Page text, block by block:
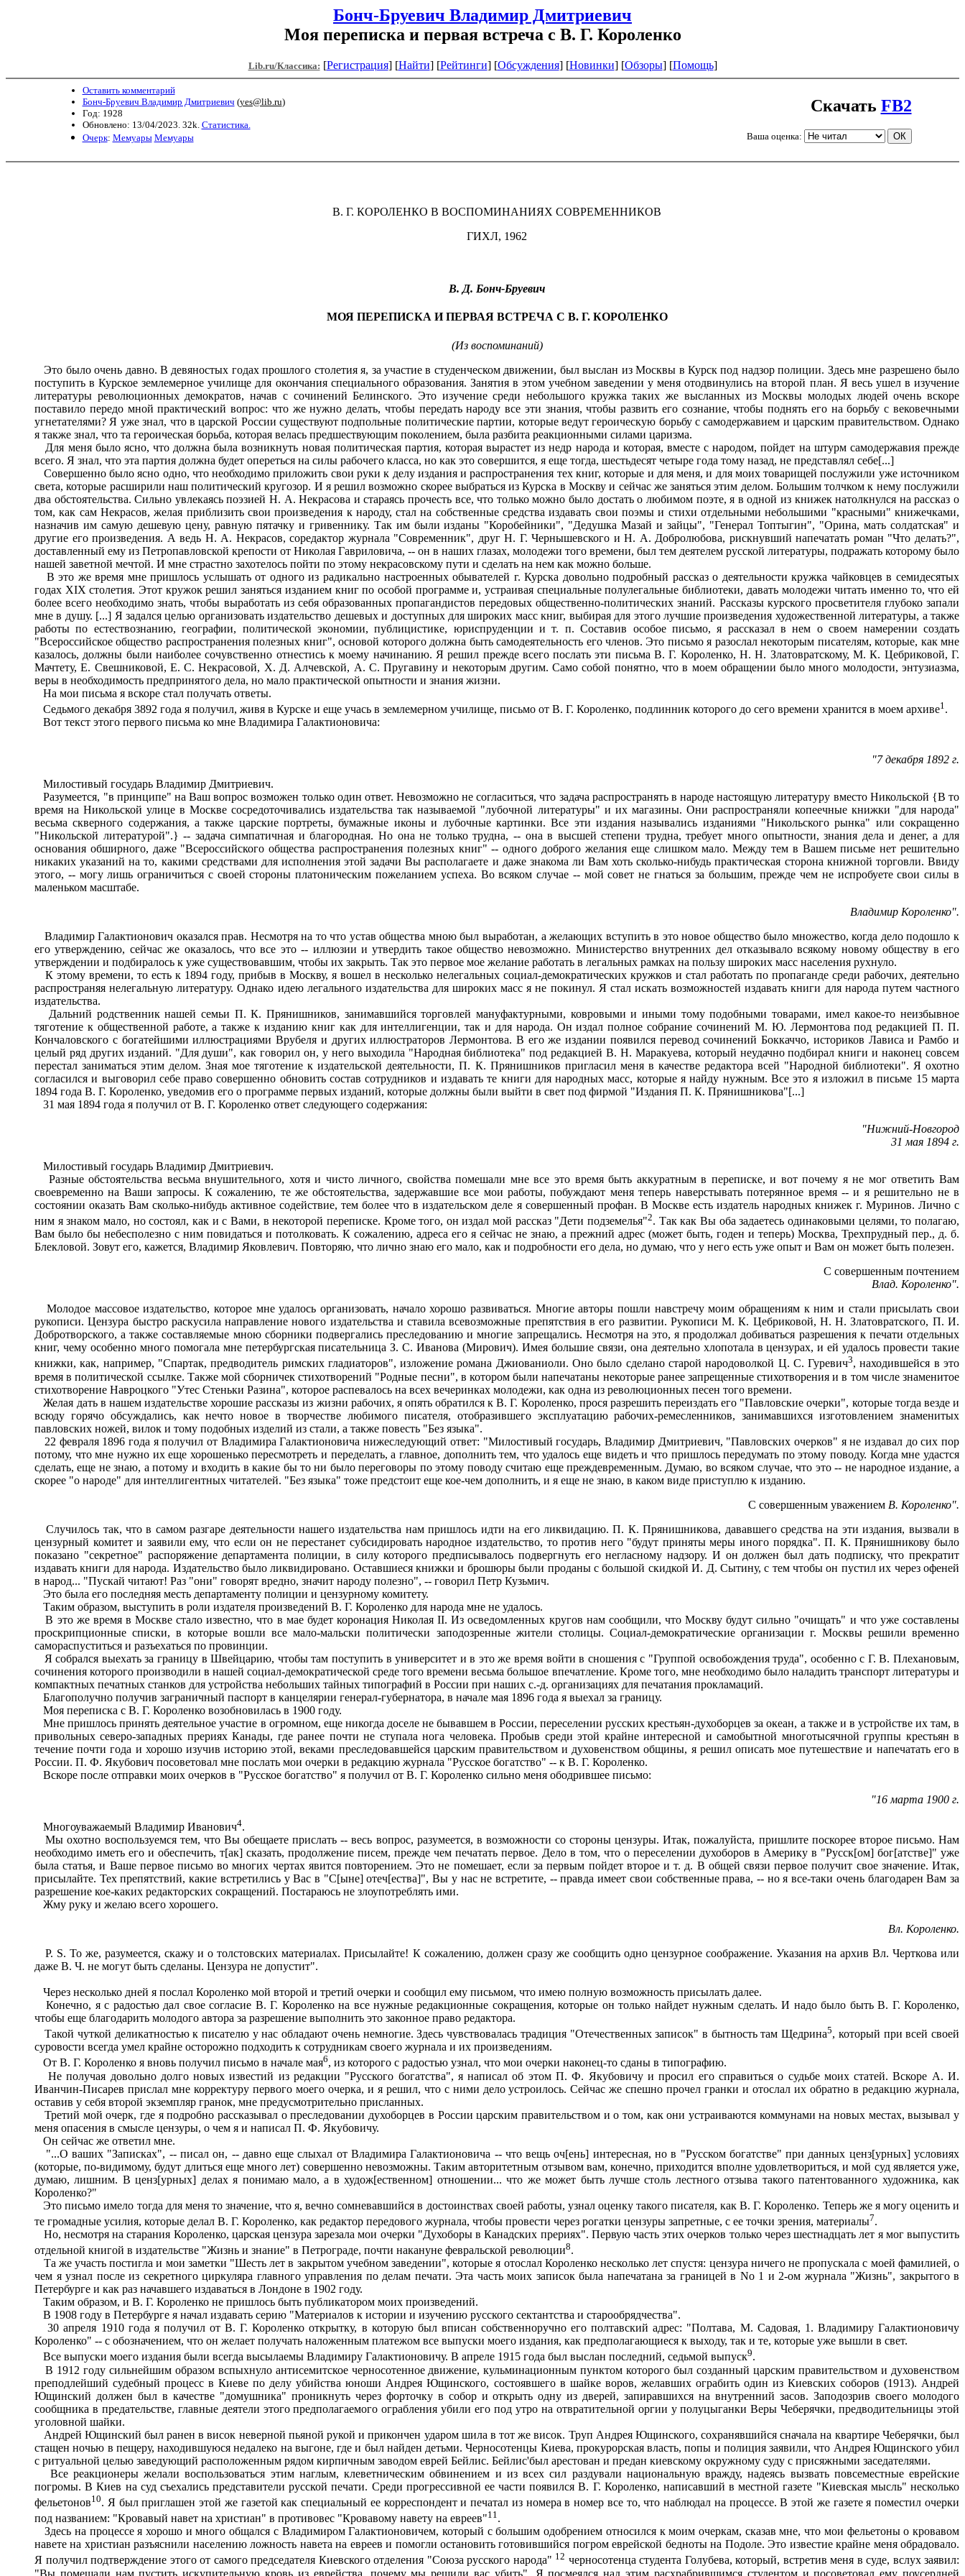
Бонч-Бруевич Владимир Дмитриевич
Моя переписка и первая встреча с В. Г. Короленко
Lib.ru/Классика: [Регистрация] [Найти] [Рейтинги] [Обсуждения] [Новинки] [Обзоры] [Помощь]
Оставить комментарий
Бонч-Бруевич Владимир Дмитриевич (yes@lib.ru)
Год: 1928
Обновлено: 13/04/2023. 32k. Статистика.
Очерк: Мемуары Мемуары
Скачать FB2
Ваша оценка:
В. Г. КОРОЛЕНКО В ВОСПОМИНАНИЯХ СОВРЕМЕННИКОВ
ГИХЛ, 1962
В. Д. Бонч-Бруевич
МОЯ ПЕРЕПИСКА И ПЕРВАЯ ВСТРЕЧА С В. Г. КОРОЛЕНКО
(Из воспоминаний)
Это было очень давно. В девяностых годах прошлого столетия я, за участие в студенческом движении, был выслан из Москвы в Курск под надзор полиции. Здесь мне разрешено было
поступить в Курское землемерное училище для окончания специального образования. Занятия в этом учебном заведении у меня отодвинулись на второй план. Я весь ушел в изучение
литературы революционных демократов, начав с сочинений Белинского. Это изучение среди небольшого кружка таких же высланных из Москвы молодых людей очень вскоре
поставило передо мной практический вопрос: что же нужно делать, чтобы передать народу все эти знания, чтобы развить его сознание, чтобы поднять его на борьбу с вековечными
угнетателями? Я уже знал, что в царской России существуют подпольные политические партии, которые ведут героическую борьбу с самодержавием и царским правительством. Однако
я также знал, что та героическая борьба, которая велась предшествующим поколением, была разбита реакционными силами царизма.
Для меня было ясно, что должна была возникнуть новая политическая партия, которая вырастет из недр народа и которая, вместе с народом, пойдет на штурм самодержавия прежде
всего. Я знал, что эта партия должна будет опереться на силы рабочего класса, но как это совершится, я еще тогда, шестьдесят четыре года тому назад, не представлял себе[...]
Совершенно было ясно одно, что необходимо приложить свои руки к делу издания и распространения тех книг, которые и для меня, и для моих товарищей послужили уже источником
света, которые расширили наш политический кругозор. И я решил возможно скорее выбраться из Курска в Москву и сейчас же заняться этим делом. Большим толчком к нему послужили
два обстоятельства. Сильно увлекаясь поэзией Н. А. Некрасова и стараясь прочесть все, что только можно было достать о любимом поэте, я в одной из книжек натолкнулся на рассказ о
том, как сам Некрасов, желая приблизить свои произведения к народу, стал на собственные средства издавать свои поэмы и стихи отдельными небольшими "красными" книжечками,
назначив им самую дешевую цену, равную пятачку и гривеннику. Так им были изданы "Коробейники", "Дедушка Мазай и зайцы", "Генерал Топтыгин", "Орина, мать солдатская" и
другие его произведения. А ведь Н. А. Некрасов, соредактор журнала "Современник", друг Н. Г. Чернышевского и Н. А. Добролюбова, рискнувший напечатать роман "Что делать?",
доставленный ему из Петропавловской крепости от Николая Гавриловича, -- он в наших глазах, молодежи того времени, был тем деятелем русской литературы, подражать которому было
нашей заветной мечтой. И мне страстно захотелось пойти по этому некрасовскому пути и сделать на нем как можно больше.
В это же время мне пришлось услышать от одного из радикально настроенных обывателей г. Курска довольно подробный рассказ о деятельности кружка чайковцев в семидесятых
годах XIX столетия. Этот кружок решил заняться изданием книг по особой программе и, устраивая специальные полулегальные библиотеки, давать молодежи читать именно то, что ей
более всего необходимо знать, чтобы выработать из себя образованных пропагандистов передовых общественно-политических знаний. Рассказы курского просветителя глубоко запали
мне в душу. [...] Я задался целью организовать издательство дешевых и доступных для широких масс книг, выбирая для этого лучшие произведения художественной литературы, а также
работы по естествознанию, географии, политической экономии, публицистике, юриспруденции и т. п. Составив особое письмо, я рассказал в нем о своем намерении создать
"Всероссийское общество распространения полезных книг", основой которого должна быть самодеятельность его членов. Это письмо я разослал некоторым писателям, которые, как мне
казалось, должны были наиболее сочувственно отнестись к моему начинанию. Я решил прежде всего послать эти письма В. Г. Короленко, Н. Н. Златовратскому, М. К. Цебриковой, Г.
Мачтету, Е. Свешниковой, Е. С. Некрасовой, X. Д. Алчевской, А. С. Пругавину и некоторым другим. Само собой понятно, что в моем обращении было много молодости, энтузиазма,
веры в необходимость предпринятого дела, но мало практической опытности и знания жизни.
На мои письма я вскоре стал получать ответы.
Седьмого декабря 3892 года я получил, живя в Курске и еще учась в землемерном училище, письмо от В. Г. Короленко, подлинник которого до сего времени хранится в моем архиве1 .
Вот текст этого первого письма ко мне Владимира Галактионовича:
"7 декабря 1892 г.
Милостивый государь Владимир Дмитриевич.
Разумеется, "в принципе" на Ваш вопрос возможен только один ответ. Невозможно не согласиться, что задача распространять в народе настоящую литературу вместо Никольской {В то
время на Никольской улице в Москве сосредоточивались издательства так называемой "лубочной литературы" и их магазины. Они распространяли копеечные книжки "для народа"
весьма скверного содержания, а также царские портреты, бумажные иконы и лубочные картинки. Все эти издания назывались изданиями "Никольского рынка" или сокращенно
"Никольской литературой".} -- задача симпатичная и благородная. Но она не только трудна, -- она в высшей степени трудна, требует много опытности, знания дела и денег, а для
основания обширного, даже "Всероссийского общества распространения полезных книг" -- одного доброго желания еще слишком мало. Между тем в Вашем письме нет решительно
никаких указаний на то, какими средствами для исполнения этой задачи Вы располагаете и даже знакома ли Вам хоть сколько-нибудь практическая сторона книжной торговли. Ввиду
этого, -- могу лишь ограничиться с своей стороны платоническим пожеланием успеха. Во всяком случае -- мой совет не гнаться за большим, прежде чем не испробуете свои силы в
маленьком масштабе.
Владимир Короленко".
Владимир Галактионович оказался прав. Несмотря на то что устав общества мною был выработан, а желающих вступить в это новое общество было множество, когда дело подошло к
его утверждению, сейчас же оказалось, что все это -- иллюзии и утвердить такое общество невозможно. Министерство внутренних дел отказывало всякому новому обществу в его
утверждении и подбиралось к уже существовавшим, чтобы их закрыть. Так это первое мое желание работать в легальных рамках на пользу широких масс населения рухнуло.
К этому времени, то есть к 1894 году, прибыв в Москву, я вошел в несколько нелегальных социал-демократических кружков и стал работать по пропаганде среди рабочих, деятельно
распространяя нелегальную литературу. Однако идею легального издательства для широких масс я не покинул. Я стал искать возможностей издавать книги для народа путем частного
издательства.
Дальний родственник нашей семьи П. К. Прянишников, занимавшийся торговлей мануфактурными, ковровыми и иными тому подобными товарами, имел какое-то неизбывное
тяготение к общественной работе, а также к изданию книг как для интеллигенции, так и для народа. Он издал полное собрание сочинений М. Ю. Лермонтова под редакцией П. П.
Кончаловского с богатейшими иллюстрациями Врубеля и других иллюстраторов Лермонтова. В его же издании появился перевод сочинений Боккаччо, историков Лависа и Рамбо и
целый ряд других изданий. "Для души", как говорил он, у него выходила "Народная библиотека" под редакцией В. Н. Маракуева, который неудачно подбирал книги и наконец совсем
перестал заниматься этим делом. Зная мое тяготение к издательской деятельности, П. К. Прянишников пригласил меня в качестве редактора всей "Народной библиотеки". Я охотно
согласился и выговорил себе право совершенно обновить состав сотрудников и издавать те книги для народных масс, которые я найду нужным. Все это я изложил в письме 15 марта
1894 года В. Г. Короленко, уведомив его о программе первых изданий, которые должны были выйти в свет под фирмой "Издания П. К. Прянишникова"[...]
31 мая 1894 года я получил от В. Г. Короленко ответ следующего содержания:
"Нижний-Новгород
31 мая 1894 г.
Милостивый государь Владимир Дмитриевич.
Разные обстоятельства весьма внушительного, хотя и чисто личного, свойства помешали мне все это время быть аккуратным в переписке, и вот почему я не мог ответить Вам
своевременно на Ваши запросы. К сожалению, те же обстоятельства, задержавшие все мои работы, побуждают меня теперь наверстывать потерянное время -- и я решительно не в
состоянии оказать Вам сколько-нибудь активное содействие, тем более что в издательском деле я совершенный профан. В Москве есть издатель народных книжек г. Муринов. Лично с
ним я знаком мало, но состоял, как и с Вами, в некоторой переписке. Кроме того, он издал мой рассказ "Дети подземелья"2. Так как Вы оба задаетесь одинаковыми целями, то полагаю,
Вам было бы небесполезно с ним повидаться и потолковать. К сожалению, адреса его я сейчас не знаю, а прежний адрес (может быть, годен и теперь) Москва, Трехпрудный пер., д. б.
Блекловой. Зовут его, кажется, Владимир Яковлевич. Повторяю, что лично знаю его мало, как и подробности его дела, но думаю, что у него есть уже опыт и Вам он может быть полезен.
С совершенным почтением
Влад. Короленко".
Молодое массовое издательство, которое мне удалось организовать, начало хорошо развиваться. Многие авторы пошли навстречу моим обращениям к ним и стали присылать свои
рукописи. Цензура быстро раскусила направление нового издательства и ставила всевозможные препятствия в его развитии. Рукописи М. К. Цебриковой, Н. Н. Златовратского, П. И.
Добротворского, а также составляемые мною сборники подвергались преследованию и многие запрещались. Несмотря на это, я продолжал добиваться разрешения к печати отдельных
книг, чему особенно много помогала мне петербургская писательница З. С. Иванова (Мирович). Имея большие связи, она деятельно хлопотала в цензурах, и ей удалось провести такие
книжки, как, например, "Спартак, предводитель римских гладиаторов", изложение романа Джиованиоли. Оно было сделано старой народоволкой Ц. С. Гуревич3, находившейся в это
время в политической ссылке. Также мой сборничек стихотворений "Родные песни", в котором были напечатаны некоторые ранее запрещенные стихотворения и в том числе знаменитое
стихотворение Навроцкого "Утес Стеньки Разина", которое распевалось на всех вечеринках молодежи, как одна из революционных песен того времени.
Желая дать в нашем издательстве хорошие рассказы из жизни рабочих, я опять обратился к В. Г. Короленко, прося разрешить переиздать его "Павловские очерки", которые тогда везде и
всюду горячо обсуждались, как нечто новое в творчестве любимого писателя, отобразившего эксплуатацию рабочих-ремесленников, занимавшихся изготовлением знаменитых
павловских ножей, вилок и тому подобных изделий из стали, а также повесть "Без языка".
22 февраля 1896 года я получил от Владимира Галактионовича нижеследующий ответ: "Милостивый государь, Владимир Дмитриевич, "Павловских очерков" я не издавал до сих пор
потому, что мне нужно их еще хорошенько пересмотреть и переделать, а главное, дополнить тем, что удалось еще видеть и что пришлось передумать по этому поводу. Когда мне удастся
сделать, еще не знаю, а потому и входить в какие бы то ни было переговоры по этому поводу считаю еще преждевременным. Думаю, во всяком случае, что это -- не народное издание, а
скорее "о народе" для интеллигентных читателей. "Без языка" тоже предстоит еще кое-чем дополнить, и я еще не знаю, в каком виде приступлю к изданию.
С совершенным уважением В. Короленко".
Случилось так, что в самом разгаре деятельности нашего издательства нам пришлось идти на его ликвидацию. П. К. Прянишникова, дававшего средства на эти издания, вызвали в
цензурный комитет и заявили ему, что если он не перестанет субсидировать народное издательство, то против него "будут приняты меры иного порядка". П. К. Прянишникову было
показано "секретное" распоряжение департамента полиции, в силу которого предписывалось подвергнуть его негласному надзору. И он должен был дать подписку, что прекратит
издавать книги для народа. Издательство было ликвидировано. Оставшиеся книжки и брошюры были проданы с большой скидкой И. Д. Сытину, с тем чтобы он пустил их через офеней
в народ... "Пускай читают! Раз "они" говорят вредно, значит народу полезно", -- говорил Петр Кузьмич.
Это была его последняя месть департаменту полиции и цензурному комитету.
Таким образом, выступить в роли издателя произведений В. Г. Короленко для народа мне не удалось.
В это же время в Москве стало известно, что в мае будет коронация Николая II. Из осведомленных кругов нам сообщили, что Москву будут сильно "очищать" и что уже составлены
проскрипционные списки, в которые вошли все мало-мальски политически заподозренные жители столицы. Социал-демократические организации г. Москвы решили временно
самораспуститься и разъехаться по провинции.
Я собрался выехать за границу в Швейцарию, чтобы там поступить в университет и в это же время войти в сношения с "Группой освобождения труда", особенно с Г. В. Плехановым,
сочинения которого производили в нашей социал-демократической среде того времени весьма большое впечатление. Кроме того, мне необходимо было наладить транспорт литературы и
компактных печатных станков для устройства небольших тайных типографий в России при наших с.-д. организациях для печатания прокламаций.
Благополучно получив заграничный паспорт в канцелярии генерал-губернатора, в начале мая 1896 года я выехал за границу.
Моя переписка с В. Г. Короленко возобновилась в 1900 году.
Мне пришлось принять деятельное участие в огромном, еще никогда доселе не бывавшем в России, переселении русских крестьян-духоборцев за океан, а также и в устройстве их там, в
привольных северо-западных прериях Канады, где ранее почти не ступала нога человека. Пробыв среди этой крайне интересной и самобытной многотысячной группы крестьян в
течение почти года и хорошо изучив историю этой, веками преследовавшейся царским правительством и духовенством общины, я решил описать мое путешествие и напечатать его в
России. П. Ф. Якубович посоветовал мне послать мои очерки в редакцию журнала "Русское богатство" -- к В. Г. Короленко.
Вскоре после отправки моих очерков в "Русское богатство" я получил от В. Г. Короленко сильно меня ободрившее письмо:
"16 марта 1900 г.
Многоуважаемый Владимир Иванович4.
Мы охотно воспользуемся тем, что Вы обещаете прислать -- весь вопрос, разумеется, в возможности со стороны цензуры. Итак, пожалуйста, пришлите поскорее второе письмо. Нам
необходимо иметь его и обеспечить, т[ак] сказать, продолжение писем, прежде чем печатать первое. Дело в том, что о переселении духоборов в Америку в "Русск[ом] бог[атстве]" уже
была статья, и Ваше первое письмо во многих чертах явится повторением. Это не помешает, если за первым пойдет второе и т. д. В общей связи первое получит свое значение. Итак,
присылайте. Тех препятствий, какие встретились у Вас в "С[ыне] отеч[ества]", Вы у нас не встретите, -- правда имеет свои собственные права, -- но я все-таки очень благодарен Вам за
разрешение кое-каких редакторских сокращений. Постараюсь не злоупотреблять ими.
Жму руку и желаю всего хорошего.
Вл. Короленко.
P. S. То же, разумеется, скажу и о толстовских материалах. Присылайте! К сожалению, должен сразу же сообщить одно цензурное соображение. Указания на архив Вл. Черткова или
даже В. Ч. не могут быть сделаны. Цензура не допустит".
Через несколько дней я послал Короленко мой второй и третий очерки и сообщил ему письмом, что имею полную возможность присылать далее.
Конечно, я с радостью дал свое согласие В. Г. Короленко на все нужные редакционные сокращения, которые он только найдет нужным сделать. И надо было быть В. Г. Короленко,
чтобы еще благодарить молодого автора за разрешение выполнить это законное право редактора.
Такой чуткой деликатностью к писателю у нас обладают очень немногие. Здесь чувствовалась традиция "Отечественных записок" в бытность там Щедрина5, который при всей своей
суровости всегда умел крайне осторожно подходить к сотрудникам своего журнала и их произведениям.
От В. Г. Короленко я вновь получил письмо в начале мая6, из которого с радостью узнал, что мои очерки наконец-то сданы в типографию.
Не получая довольно долго новых известий из редакции "Русского богатства", я написал об этом П. Ф. Якубовичу и просил его справиться о судьбе моих статей. Вскоре А. И.
Иванчин-Писарев прислал мне корректуру первого моего очерка, и я решил, что с ними дело устроилось. Сейчас же спешно прочел гранки и отослал их обратно в редакцию журнала,
оставив у себя второй экземпляр гранок, мне предусмотрительно присланных.
Третий мой очерк, где я подробно рассказывал о преследовании духоборцев в России царским правительством и о том, как они устраиваются коммунами на новых местах, вызывал у
меня опасения в смысле цензуры, о чем я и написал П. Ф. Якубовичу.
Он сейчас же ответил мне.
"...О ваших "Записках", -- писал он, -- давно еще слыхал от Владимира Галактионовича -- что вещь оч[ень] интересная, но в "Русском богатстве" при данных ценз[урных] условиях
(которые, по-видимому, будут длиться еще много лет) совершенно невозможны. Таким авторитетным отзывом вам, конечно, приходится вполне удовлетвориться, и мой суд является уже,
думаю, лишним. В ценз[урных] делах я понимаю мало, а в худож[ественном] отношении... что же может быть лучше столь лестного отзыва такого патентованного художника, как
Короленко?"
Это письмо имело тогда для меня то значение, что я, вечно сомневавшийся в достоинствах своей работы, узнал оценку такого писателя, как В. Г. Короленко. Теперь же я могу оценить и
те громадные усилия, которые делал В. Г. Короленко, как редактор передового журнала, чтобы провести через рогатки цензуры запретные, с ее точки зрения, материалы7.
Но, несмотря на старания Короленко, царская цензура зарезала мои очерки "Духоборы в Канадских прериях". Первую часть этих очерков только через шестнадцать лет я мог выпустить
отдельной книгой в издательстве "Жизнь и знание" в Петрограде, почти накануне февральской революции8.
Та же участь постигла и мои заметки "Шесть лет в закрытом учебном заведении", которые я отослал Короленко несколько лет спустя: цензура ничего не пропускала с моей фамилией, о
чем я узнал после из секретного циркуляра главного управления по делам печати. Эта часть моих записок была напечатана за границей в No 1 и 2-ом журнала "Жизнь", закрытого в
Петербурге и как раз начавшего издаваться в Лондоне в 1902 году.
Таким образом, и В. Г. Короленко не пришлось быть публикатором моих произведений.
В 1908 году в Петербурге я начал издавать серию "Материалов к истории и изучению русского сектантства и старообрядчества".
30 апреля 1910 года я получил от В. Г. Короленко открытку, в которую был вписан собственноручно его полтавский адрес: "Полтава, М. Садовая, 1. Владимиру Галактионовичу
Короленко" -- с обозначением, что он желает получать наложенным платежом все выпуски моего издания, как предполагающиеся к выходу, так и те, которые уже вышли в свет.
Все выпуски моего издания были всегда высылаемы Владимиру Галактионовичу. В апреле 1915 года был выслан последний, седьмой выпуск9.
В 1912 году сильнейшим образом вспыхнуло антисемитское черносотенное движение, кульминационным пунктом которого был созданный царским правительством и духовенством
преподлейший судебный процесс в Киеве по делу убийства юноши Андрея Ющинского, состоявшего в шайке воров, желавших ограбить один из Киевских соборов (1913). Андрей
Ющинский должен был в качестве "домушника" проникнуть через форточку в собор и открыть одну из дверей, запиравшихся на внутренний засов. Заподозрив своего молодого
сообщника в предательстве, главные деятели этого предполагаемого ограбления убили его под утро на отвратительной оргии у полуцыганки Веры Чеберячки, предводительницы этой
уголовной шайки.
Андрей Ющинский был ранен в висок неверной пьяной рукой и прикончен ударом шила в тот же висок. Труп Андрея Ющинского, сохранявшийся сначала на квартире Чеберячки, был
стащен ночью в пещеру, находившуюся недалеко на выгоне, где и был найден детьми. Черносотенцы Киева, прокурорская власть, попы и полиция заявили, что Андрея Ющинского убил
с ритуальной целью заведующий расположенным рядом кирпичным заводом еврей Бейлис. Бейлис'был арестован и предан киевскому окружному суду с присяжными заседателями.
Все реакционеры желали воспользоваться этим наглым, клеветническим обвинением и из всех сил раздували национальную вражду, надеясь вызвать повсеместные еврейские
погромы. В Киев на суд съехались представители русской печати. Среди прогрессивной ее части появился В. Г. Короленко, написавший в местной газете "Киевская мысль" несколько
фельетонов10. Я был приглашен этой же газетой как специальный ее корреспондент и печатал из номера в номер все то, что наблюдал на процессе. В этой же газете я поместил очерки
под названием: "Кровавый навет на христиан" в противовес "Кровавому навету на евреев"11 .
Здесь на процессе я хорошо и много общался с Владимиром Галактионовичем, который с большим одобрением относился к моим очеркам, сказав мне, что мои фельетоны о кровавом
навете на христиан разъяснили населению ложность навета на евреев и помогли остановить готовившийся погром еврейской бедноты на Подоле. Это известие крайне меня обрадовало.
Я получил подтверждение этого от самого председателя Киевского отделения "Союза русского народа" 12 черносотенца студента Голубева, который, встретив меня в суде, вслух заявил:
"Вы помешали нам пустить искупительную кровь из еврейства, почему мы решили вас убить". Я посмеялся над этим расхрабрившимся студентом и посоветовал ему поусердней